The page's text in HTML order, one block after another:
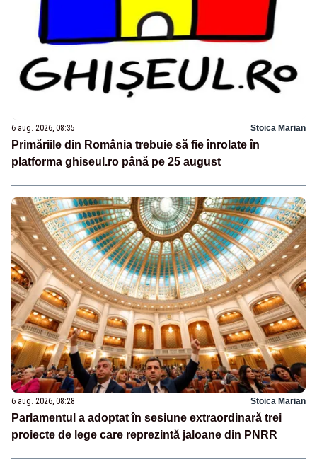
6 aug. 2026, 08:35 Stoica Marian
Primăriile din România trebuie să fie înrolate în
platforma ghiseul.ro până pe 25 august
6 aug. 2026, 08:28 Stoica Marian
Parlamentul a adoptat în sesiune extraordinară trei
proiecte de lege care reprezintă jaloane din PNRR